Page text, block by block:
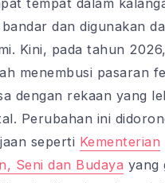
dan digunakan
Kini, pada tahun
menembusi pasaran
dengan rekaan yang
Perubahan ini
seperti Kementerian
Seni dan Budaya yang